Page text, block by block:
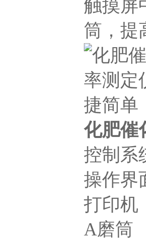
触摸屏
筒，提
化肥催
控制系
操作界
打印机
A磨筒